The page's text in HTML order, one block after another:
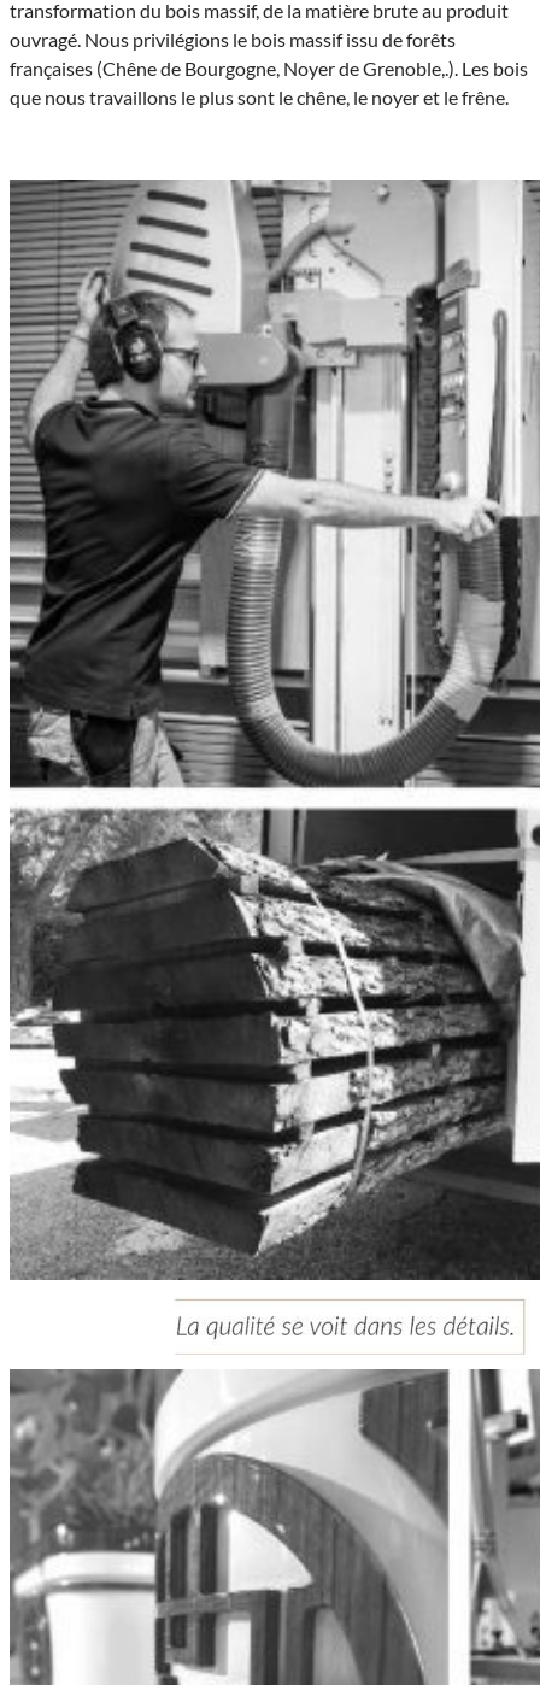
transformation du bois massif, de la matière brute au produit
ouvragé. Nous privilégions le bois massif issu de forêts
françaises (Chêne de Bourgogne, Noyer de Grenoble,.). Les bois
que nous travaillons le plus sont le chêne, le noyer et le frêne.